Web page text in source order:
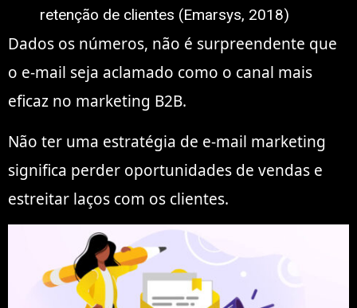
retenção de clientes (Emarsys, 2018)
Dados os números, não é surpreendente que
o e-mail seja aclamado como o canal mais
eficaz no marketing B2B.
Não ter uma estratégia de e-mail marketing
significa perder oportunidades de vendas e
estreitar laços com os clientes.